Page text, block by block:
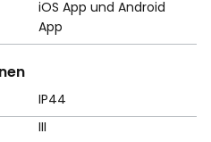
iOS App und Android
App
IP44
III